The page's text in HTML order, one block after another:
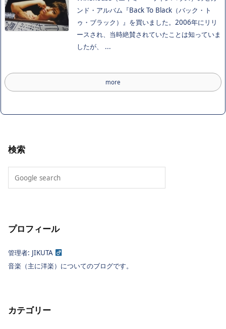
ンド・アルバム『Back To Black（バック・ト
ゥ・ブラック）』を買いました。2006年にリリ
ースされ、当時絶賛されていたことは知っていま
したが、 ...
more
検索
プロフィール
管理者: JIKUTA
音楽（主に洋楽）についてのブログです。
カテゴリー